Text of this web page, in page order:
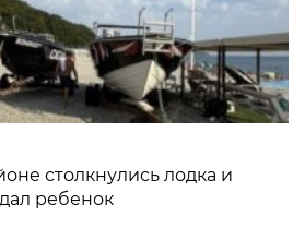
столкнулись лодка и
ребенок